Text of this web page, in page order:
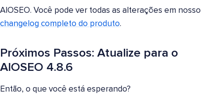
AIOSEO. Você pode ver todas as alterações em nosso
changelog completo do produto.
Próximos Passos: Atualize para o
AIOSEO 4.8.6
Então, o que você está esperando?